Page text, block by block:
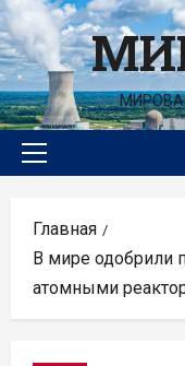
Перейти
к
содержимому
Основное
Главная
В мире одобрили
атомными